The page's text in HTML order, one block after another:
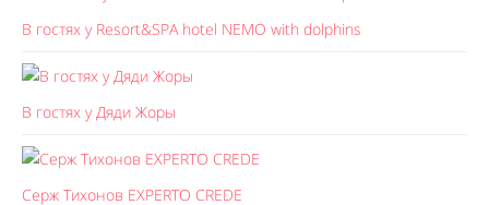
В гостях у Resort&SPA hotel NEMO with dolphins
В гостях у Дяди Жоры
Серж Тихонов EXPERTO CREDE